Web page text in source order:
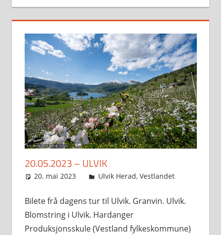
20.05.2023 – ULVIK
20. mai 2023 Svein
Ulvik Herad, Vestlandet
Bilete frå dagens tur til Ulvik. Granvin. Ulvik.
Blomstring i Ulvik. Hardanger
Produksjonsskule (Vestland fylkeskommune)